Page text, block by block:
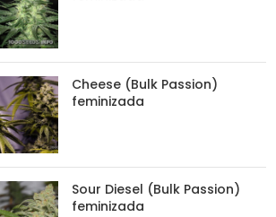
Cheese (Bulk Passion)
feminizada
Sour Diesel (Bulk Passion)
feminizada